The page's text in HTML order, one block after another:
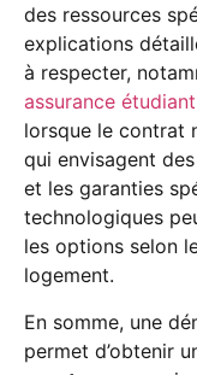
des ressources
explications
à respecter,
assurance étudiant
lorsque le contrat
qui envisagent
et les garanties
technologiques
les options selon
logement.
En somme, une
permet d’obtenir